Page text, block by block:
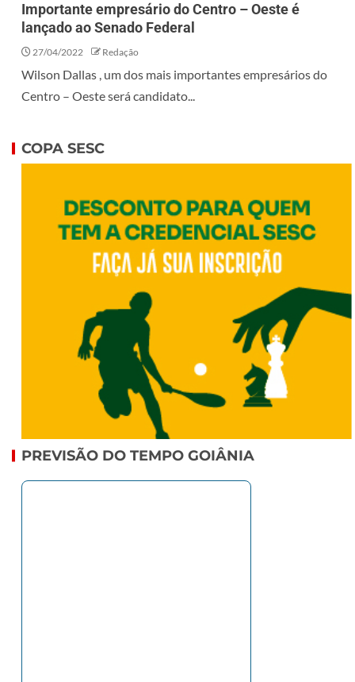
Importante empresário do Centro – Oeste é
lançado ao Senado Federal
27/04/2022 Redação
Wilson Dallas , um dos mais importantes empresários do
Centro – Oeste será candidato...
COPA SESC
PREVISÃO DO TEMPO GOIÂNIA